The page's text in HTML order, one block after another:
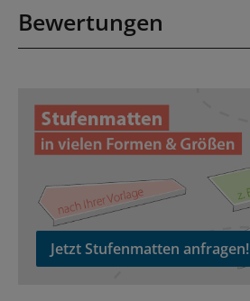
Bewertungen
Jetzt Stufenmatten anfragen!